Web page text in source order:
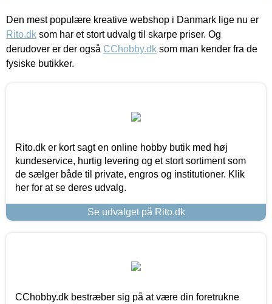
Den mest populære kreative webshop i Danmark lige nu er
Rito.dk som har et stort udvalg til skarpe priser. Og
derudover er der også CChobby.dk som man kender fra de
fysiske butikker.
Rito.dk er kort sagt en online hobby butik med høj
kundeservice, hurtig levering og et stort sortiment som
de sælger både til private, engros og institutioner. Klik
her for at se deres udvalg.
Se udvalget på Rito.dk
CChobby.dk bestræber sig på at være din foretrukne